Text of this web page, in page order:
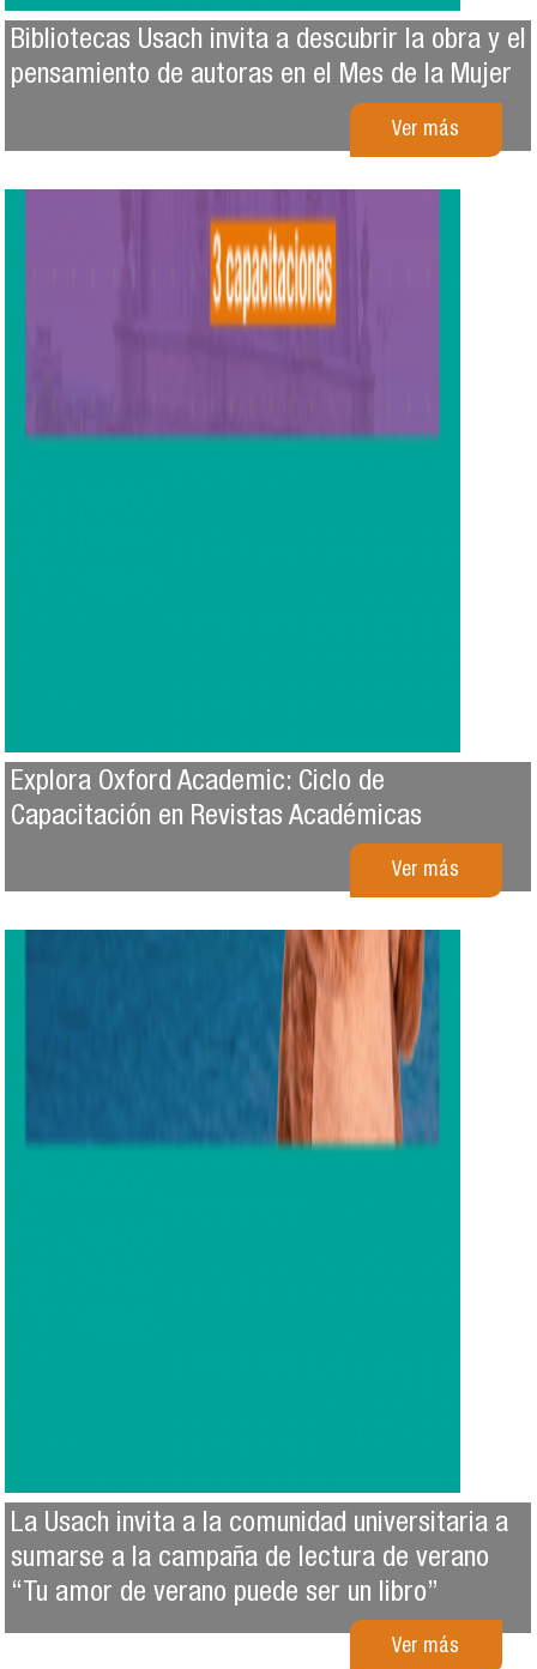
Bibliotecas Usach invita a descubrir la obra y el
pensamiento de autoras en el Mes de la Mujer
Ver más
Explora Oxford Academic: Ciclo de
Capacitación en Revistas Académicas
Ver más
La Usach invita a la comunidad universitaria a
sumarse a la campaña de lectura de verano
“Tu amor de verano puede ser un libro”
Ver más